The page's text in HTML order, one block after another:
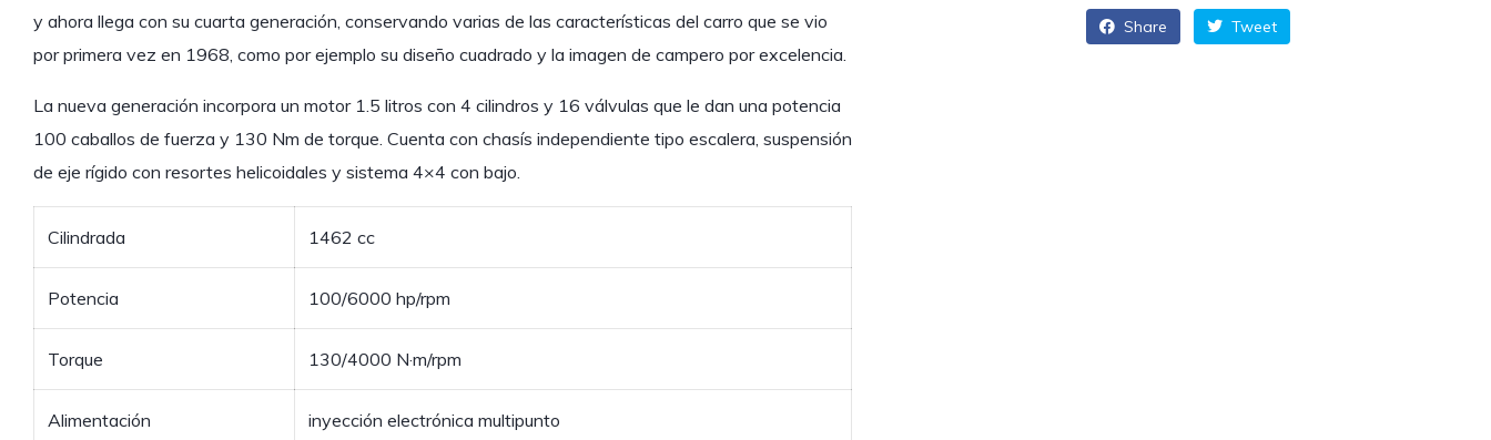
y ahora llega con su cuarta generación, conservando varias de las características del carro que se vio
por primera vez en 1968, como por ejemplo su diseño cuadrado y la imagen de campero por excelencia.
La nueva generación incorpora un motor 1.5 litros con 4 cilindros y 16 válvulas que le dan una potencia
100 caballos de fuerza y 130 Nm de torque. Cuenta con chasís independiente tipo escalera, suspensión
de eje rígido con resortes helicoidales y sistema 4×4 con bajo.
Cilindrada 1462 cc
Potencia 100/6000 hp/rpm
Torque 130/4000 N·m/rpm
Alimentación inyección electrónica multipunto
Share Tweet